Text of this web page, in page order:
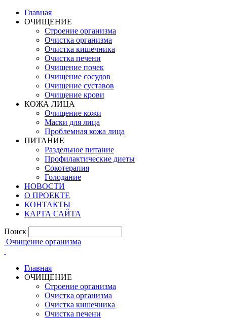
Главная
ОЧИЩЕНИЕ
Строение организма
Очистка организма
Очистка кишечника
Очистка печени
Очищение почек
Очищение сосудов
Очищение суставов
Очищение крови
КОЖА ЛИЦА
Очищение кожи
Маски для лица
Проблемная кожа лица
ПИТАНИЕ
Раздельное питание
Профилактические диеты
Сокотерапия
Голодание
НОВОСТИ
О ПРОЕКТЕ
КОНТАКТЫ
КАРТА САЙТА
Поиск
Очищение организма
Главная
ОЧИЩЕНИЕ
Строение организма
Очистка организма
Очистка кишечника
Очистка печени